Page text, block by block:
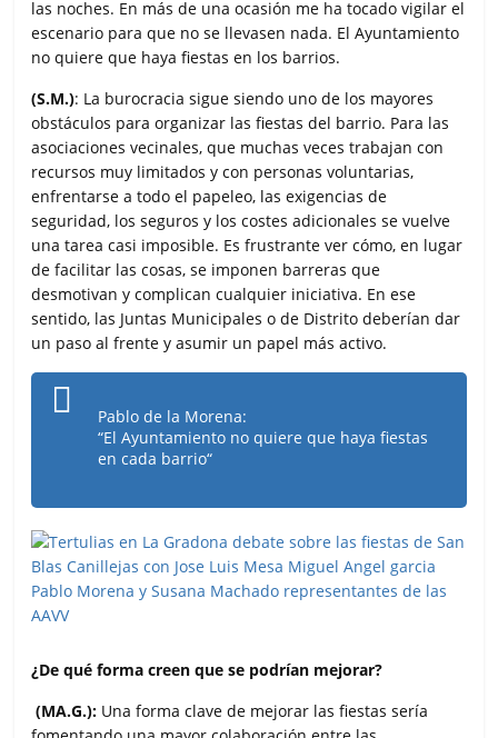
las noches. En más de una ocasión me ha tocado vigilar el
escenario para que no se llevasen nada. El Ayuntamiento
no quiere que haya fiestas en los barrios.
(S.M.): La burocracia sigue siendo uno de los mayores
obstáculos para organizar las fiestas del barrio. Para las
asociaciones vecinales, que muchas veces trabajan con
recursos muy limitados y con personas voluntarias,
enfrentarse a todo el papeleo, las exigencias de
seguridad, los seguros y los costes adicionales se vuelve
una tarea casi imposible. Es frustrante ver cómo, en lugar
de facilitar las cosas, se imponen barreras que
desmotivan y complican cualquier iniciativa. En ese
sentido, las Juntas Municipales o de Distrito deberían dar
un paso al frente y asumir un papel más activo.
Pablo de la Morena:
“El Ayuntamiento no quiere que haya fiestas
en cada barrio“
¿De qué forma creen que se podrían mejorar?
(MA.G.): Una forma clave de mejorar las fiestas sería